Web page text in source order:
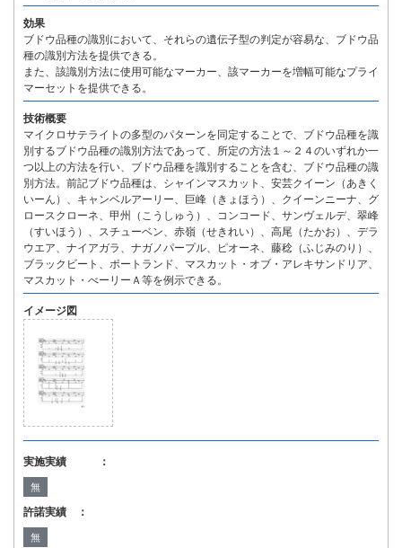
効果
ブドウ品種の識別において、それらの遺伝子型の判定が容易な、ブドウ品
種の識別方法を提供できる。
また、該識別方法に使用可能なマーカー、該マーカーを増幅可能なプライ
マーセットを提供できる。
技術概要
マイクロサテライトの多型のパターンを同定することで、ブドウ品種を識
別するブドウ品種の識別方法であって、所定の方法１～２４のいずれか一
つ以上の方法を行い、ブドウ品種を識別することを含む、ブドウ品種の識
別方法。前記ブドウ品種は、シャインマスカット、安芸クイーン（あきく
いーん）、キャンベルアーリー、巨峰（きょほう）、クイーンニーナ、グ
ロースクローネ、甲州（こうしゅう）、コンコード、サンヴェルデ、翠峰
（すいほう）、スチューベン、赤嶺（せきれい）、高尾（たかお）、デラ
ウエア、ナイアガラ、ナガノパープル、ピオーネ、藤稔（ふじみのり）、
ブラックビート、ポートランド、マスカット・オブ・アレキサンドリア、
マスカット・べーリーＡ等を例示できる。
イメージ図
実施実績 ：
無
許諾実績 ：
無